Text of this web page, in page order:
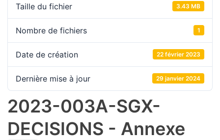
Taille du fichier 3.43 MB
Nombre de fichiers 1
Date de création 22 février 2023
Dernière mise à jour 29 janvier 2024
2023-003A-SGX-
DECISIONS - Annexe